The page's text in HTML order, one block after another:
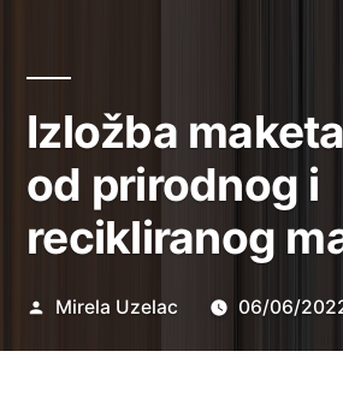
Izložba
od prirodnog i
recikliranog
Objavio
Mirela Uzelac 06/06/